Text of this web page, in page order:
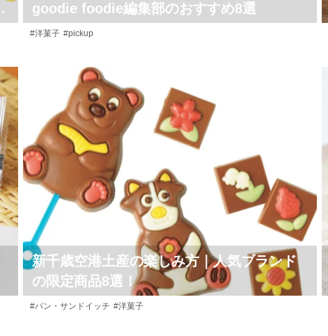
goodie foodie編集部のおすすめ8選
#洋菓子 #pickup
新千歳空港土産の楽しみ方｜人気ブランド
の限定商品8選！
#パン・サンドイッチ #洋菓子